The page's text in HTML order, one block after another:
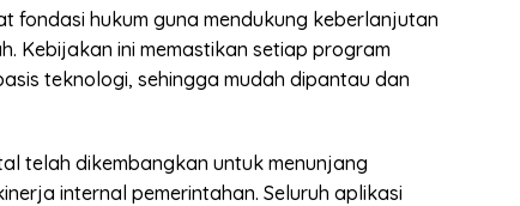
fondasi hukum guna mendukung keberlanjutan
Kebijakan ini memastikan setiap program
teknologi, sehingga mudah dipantau dan
telah dikembangkan untuk menunjang
internal pemerintahan. Seluruh aplikasi